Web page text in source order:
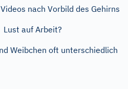
nach Vorbild des Gehirns
Lust auf Arbeit?
Weibchen oft unterschiedlich